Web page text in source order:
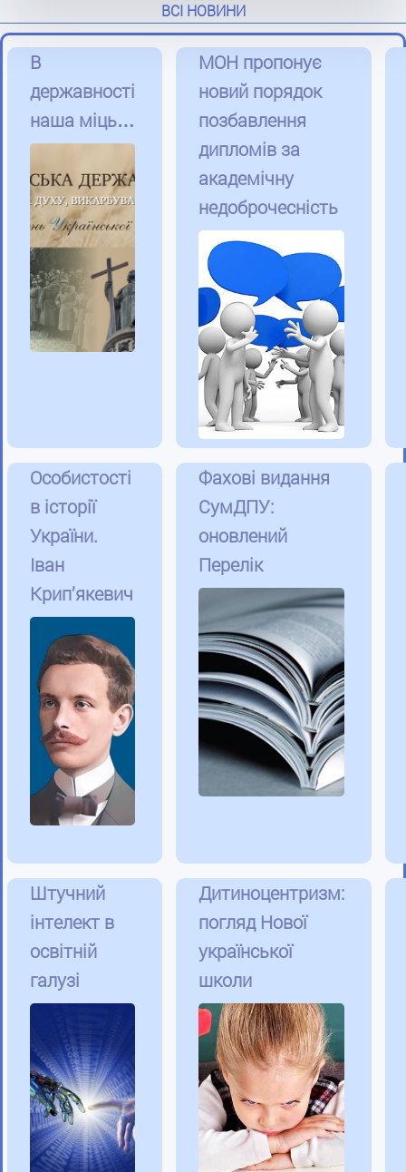
ВСІ НОВИНИ
В
державності
наша міць…
МОН пропонує
новий порядок
позбавлення
дипломів за
академічну
недоброчесність
Особистості
в історії
України.
Іван
Крип’якевич
Фахові видання
СумДПУ:
оновлений
Перелік
Штучний
інтелект в
освітній
галузі
Дитиноцентризм:
погляд Нової
української
школи